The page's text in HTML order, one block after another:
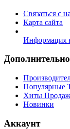
Связаться с
Карта сайта
Информация
Дополнительно
Популярные
Хиты Продаж
Новинки
Аккаунт